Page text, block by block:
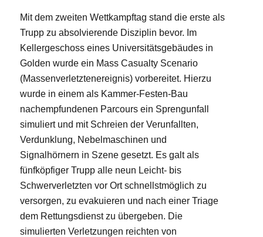
Mit dem zweiten Wettkampftag stand die erste als
Trupp zu absolvierende Disziplin bevor. Im
Kellergeschoss eines Universitätsgebäudes in
Golden wurde ein Mass Casualty Scenario
(Massenverletztenereignis) vorbereitet. Hierzu
wurde in einem als Kammer-Festen-Bau
nachempfundenen Parcours ein Sprengunfall
simuliert und mit Schreien der Verunfallten,
Verdunklung, Nebelmaschinen und
Signalhörnern in Szene gesetzt. Es galt als
fünfköpfiger Trupp alle neun Leicht- bis
Schwerverletzten vor Ort schnellstmöglich zu
versorgen, zu evakuieren und nach einer Triage
dem Rettungsdienst zu übergeben. Die
simulierten Verletzungen reichten von